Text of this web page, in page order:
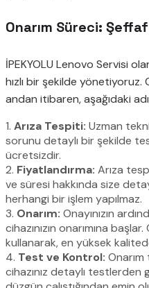
Onarım Süreci: Şeffaf
İPEKYOLU Lenovo Servisi
hızlı bir şekilde yönetiyoruz.
andan itibaren, aşağıdaki
1. Arıza Tespiti: Uzman
sorunu detaylı bir şekilde
ücretsizdir.
2. Fiyatlandırma: Arıza
ve süresi hakkında size
herhangi bir işlem yapılmaz.
3. Onarım: Onayınızın
cihazınızın onarımına
kullanarak, en yüksek
4. Test ve Kontrol:
cihazınız detaylı testlerden